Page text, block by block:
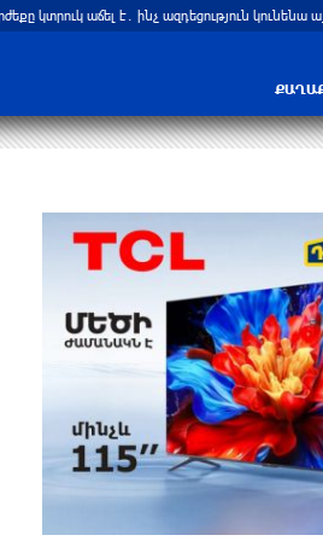
կտրուկ աճել է․ ինչ ազդեցություն